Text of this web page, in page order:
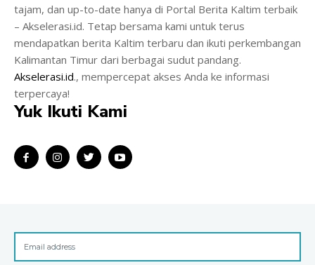
tajam, dan up-to-date hanya di Portal Berita Kaltim terbaik
– Akselerasi.id. Tetap bersama kami untuk terus
mendapatkan berita Kaltim terbaru dan ikuti perkembangan
Kalimantan Timur dari berbagai sudut pandang.
Akselerasi.id., mempercepat akses Anda ke informasi
terpercaya!
Yuk Ikuti Kami